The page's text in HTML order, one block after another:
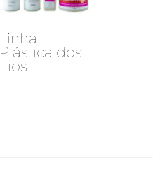
Linha
Plástica dos
Fios